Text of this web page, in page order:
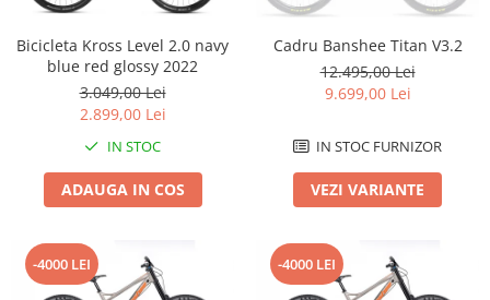
Schimbătoare spate
Piese schimbătoare
Manete tije telescopice
Tije fixe
Tubeless și soluții anti-pană
Bicicleta Kross Level 2.0 navy
blue red glossy 2022
3.049,00 Lei
2.899,00 Lei
IN STOC
ADAUGA IN COS
Cadru Banshee Titan V3.2
12.495,00 Lei
9.699,00 Lei
IN STOC FURNIZOR
VEZI VARIANTE
-4000 LEI -4000 LEI